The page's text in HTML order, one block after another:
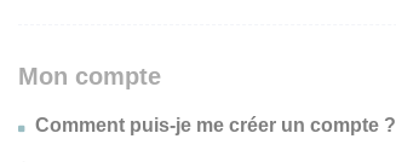
Mon compte
Comment puis-je me créer un compte ?